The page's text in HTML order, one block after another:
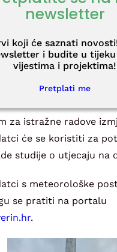
za istražne radove
će se koristiti za
studije o utjecaju na
s meteorološke
se pratiti na portalu
.
newsletter
koji će saznati
i budite u
vijestima i projektima!
Pretplati me